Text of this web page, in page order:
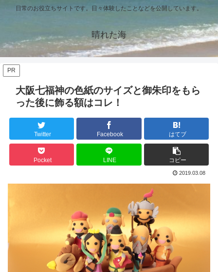
日常のお役立ちサイトです。日々体験したことなどを公開しています。
晴れた海
PR
大阪七福神の色紙のサイズと御朱印をもら
った後に飾る額はコレ！
Twitter Facebook はてブ
Pocket LINE コピー
2019.03.08